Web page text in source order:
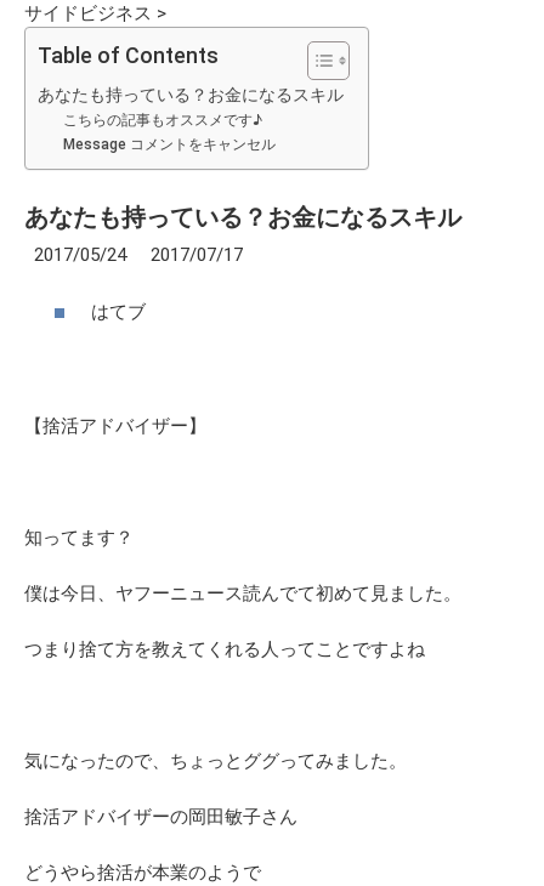
サイドビジネス >
Table of Contents
あなたも持っている？お金になるスキル
こちらの記事もオススメです♪
Message コメントをキャンセル
あなたも持っている？お金になるスキル
2017/05/24 2017/07/17
はてブ
【捨活アドバイザー】
知ってます？
僕は今日、ヤフーニュース読んでて初めて見ました。
つまり捨て方を教えてくれる人ってことですよね
気になったので、ちょっとググってみました。
捨活アドバイザーの岡田敏子さん
どうやら捨活が本業のようで